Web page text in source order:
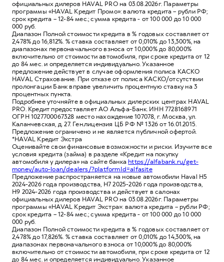
официальных дилеров HAVAL PRO на 03.08.2026г. Параметры
программы «HAVAL Кредит Промо»: валюта кредита – рубли РФ;
срок кредита – 12-84 мес.; сумма кредита - от 100 000 до 10 000
000 руб.
Диапазон Полной стоимости кредита в % годовых составляет от
2,478% до 16,812%. % ставка составляет от 0,010% до 13,300%, на
диапазонах первоначального взноса от 10,000% до 80,000%
включительно от стоимости автомобиля, при сроке кредита от 12
до 84 мес. и определяется индивидуально. Указанное
предложение действует в случае оформления полиса КАСКО
HAVAL Страхование. При отказе от полиса КАСКО/отсутствии
пролонгации Банк вправе увеличить процентную ставку на 3
процентных пункта.
Подробнее уточняйте в официальных дилерских центрах HAVAL
PRO. Кредит предоставляет АО Альфа-Банк. ИНН 7728168971
ОГРН 1027700067328 место нахождение 107078, г. Москва, ул.
Каланчевская, д. 27. Ген.лицензия ЦБ РФ № 1326 от 16.01.2015.
Предложение ограничено и не является публичной офертой.
*HAVAL Кредит Экстра
Оценивайте свои финансовые возможности и риски. Изучите все
условия кредита (займа) в разделе «Кредит на покупку
автомобиля у дилера» на сайте банкаhttps://alfabank.ru/get-
money/auto-loan/dealers/?platformId=alfasite
Предложение распространяется на новые автомобили Haval H5
2024-2026 года производства, H7 2025-2026 года производства,
H9 2024-2026 года производства и действует в салонах
официальных дилеров HAVAL PRO на 03.08.2026г. Параметры
программы «HAVAL Кредит Экстра»: валюта кредита – рубли РФ;
срок кредита – 12-84 мес.; сумма кредита - от 100 000 до 10 000
000 руб.
Диапазон Полной стоимости кредита в % годовых составляет от
2,478% до 17,826%. % ставка составляет от 0,010% до 14,300%, на
диапазонах первоначального взноса от 10,000% до 80,000%
включительно от стоимости автомобиля, при сроке кредита от 12
до 84 мес. и определяется индивидуально. Указанное